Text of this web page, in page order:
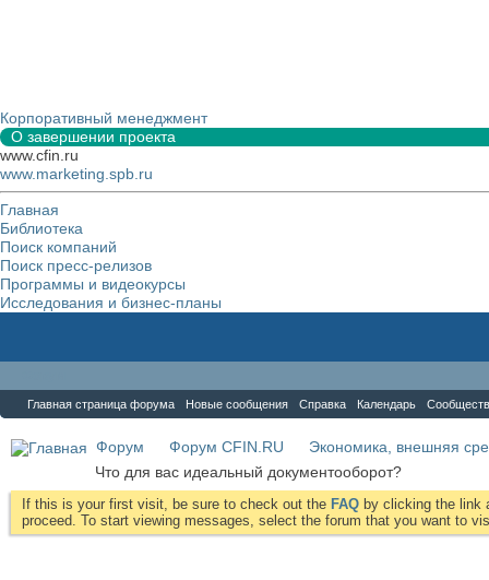
Корпоративный менеджмент
О завершении проекта
www.cfin.ru
www.marketing.spb.ru
Главная
Библиотека
Поиск компаний
Поиск пресс-релизов
Программы и видеокурсы
Исследования и бизнес-планы
Главная страница форума Новые сообщения Справка Календарь
Форум Форум CFIN.RU
Экономика, внешняя
Что для вас идеальный документооборот?
If this is your first visit, be sure to check out the FAQ by clicking the link
proceed. To start viewing messages, select the forum that you want to